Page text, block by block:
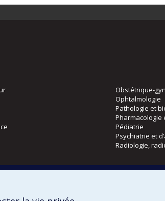
Obstétrique-
Ophtalmologie
Pathologie et
Pharmacologie
Pédiatrie
Psychiatrie et
Radiologie,